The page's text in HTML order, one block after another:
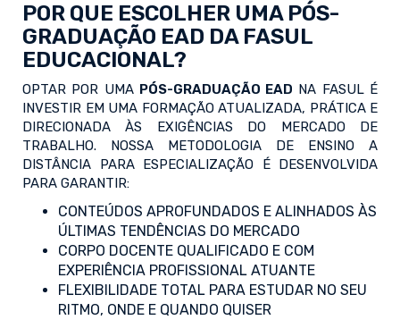
POR QUE ESCOLHER UMA PÓS-
GRADUAÇÃO EAD DA FASUL
EDUCACIONAL?
OPTAR POR UMA PÓS-GRADUAÇÃO EAD NA FASUL É
INVESTIR EM UMA FORMAÇÃO ATUALIZADA, PRÁTICA E
DIRECIONADA ÀS EXIGÊNCIAS DO MERCADO DE
TRABALHO. NOSSA METODOLOGIA DE ENSINO A
DISTÂNCIA PARA ESPECIALIZAÇÃO É DESENVOLVIDA
PARA GARANTIR:
CONTEÚDOS APROFUNDADOS E ALINHADOS ÀS
ÚLTIMAS TENDÊNCIAS DO MERCADO
CORPO DOCENTE QUALIFICADO E COM
EXPERIÊNCIA PROFISSIONAL ATUANTE
FLEXIBILIDADE TOTAL PARA ESTUDAR NO SEU
RITMO, ONDE E QUANDO QUISER